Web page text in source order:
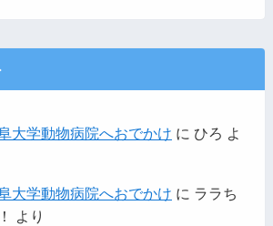
大学動物病院へおでかけ に ひろ よ
大学動物病院へおでかけ に ララち
より